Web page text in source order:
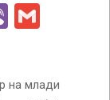
Viber
на млади